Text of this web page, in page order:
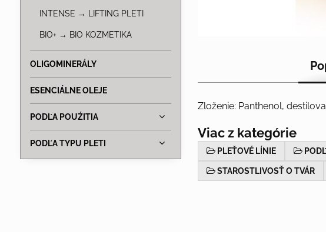
Zloženie: Panthenol,
Viac z kategórie
PLEŤOVÉ LÍNIE
STAROSTLIVOSŤ O TVÁR
INTENSE → LIFTING PLETI
BIO+ → BIO KOZMETIKA
OLIGOMINERÁLY
ESENCIÁLNE OLEJE
PODĽA POUŹITIA
PODĽA TYPU PLETI